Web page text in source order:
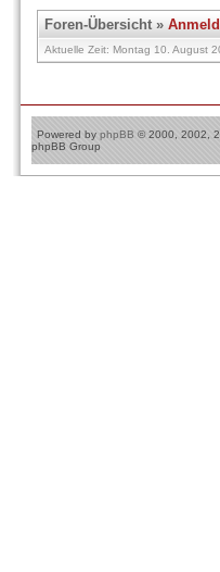
Foren-Übersicht»
Aktuelle Zeit: Montag 10. August
Powered by phpBB © 2000, 2002,
phpBB Group